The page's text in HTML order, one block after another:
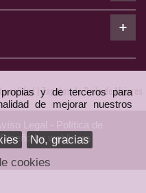
y de terceros para
de mejorar nuestros
No, gracias
cookies
calidad |Zapatos de Baile de Mujeres
Legal - Política de
by weblidera